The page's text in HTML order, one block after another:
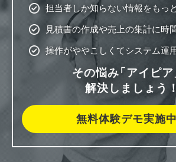
担当者しか知らない情報をもっ
見積書の作成や売上の集計に時
操作がややこしくてシステム運
その悩み「アイピア
解決しましょう
無料体験デモ実施中